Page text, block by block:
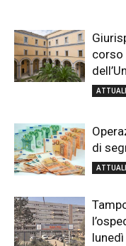
corso
di
lunedì